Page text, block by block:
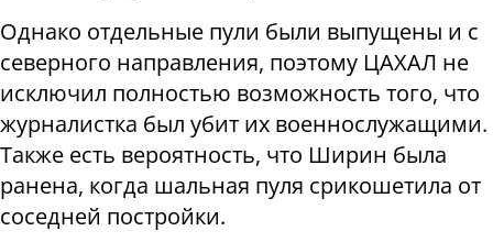
Однако отдельные пули были выпущены и с
северного направления, поэтому ЦАХАЛ не
исключил полностью возможность того, что
журналистка был убит их военнослужащими.
Также есть вероятность, что Ширин была
ранена, когда шальная пуля срикошетила от
соседней постройки.